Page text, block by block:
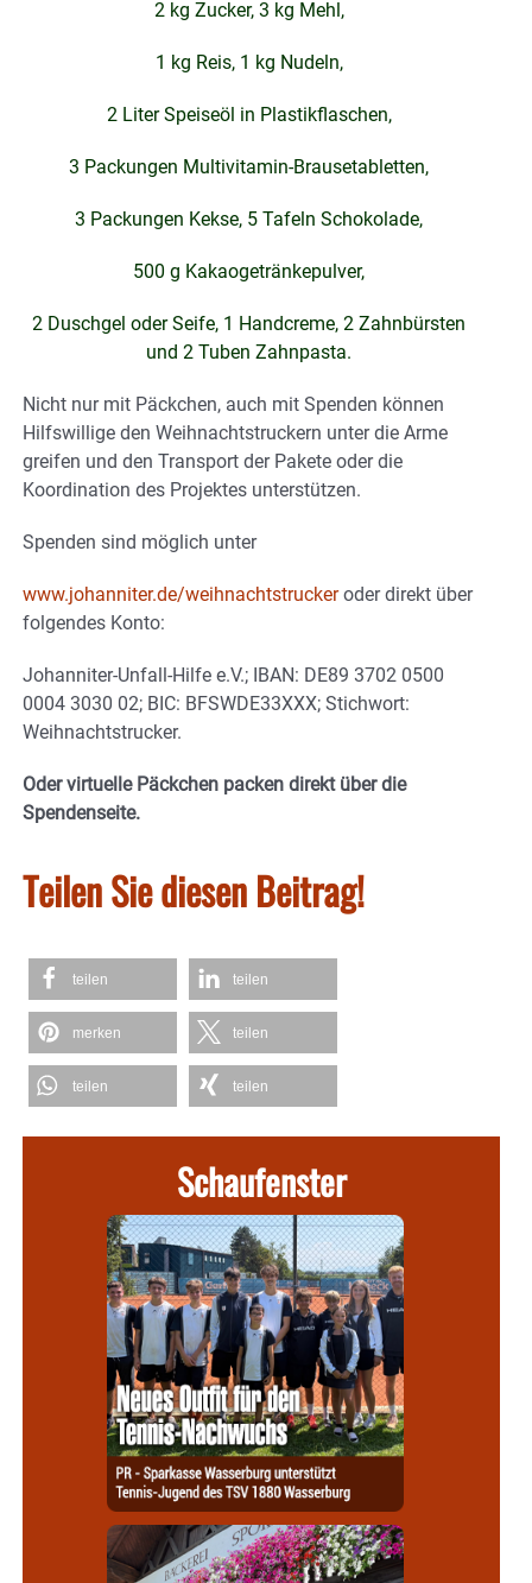
2 kg Zucker, 3 kg Mehl,
1 kg Reis, 1 kg Nudeln,
2 Liter Speiseöl in Plastikflaschen,
3 Packungen Multivitamin-Brausetabletten,
3 Packungen Kekse, 5 Tafeln Schokolade,
500 g Kakaogetränkepulver,
2 Duschgel oder Seife, 1 Handcreme, 2 Zahnbürsten
und 2 Tuben Zahnpasta.
Nicht nur mit Päckchen, auch mit Spenden können
Hilfswillige den Weihnachtstruckern unter die Arme
greifen und den Transport der Pakete oder die
Koordination des Projektes unterstützen.
Spenden sind möglich unter
www.johanniter.de/weihnachtstruckeroder direkt über
folgendes Konto:
Johanniter-Unfall-Hilfe e.V.; IBAN: DE89 3702 0500
0004 3030 02; BIC: BFSWDE33XXX; Stichwort:
Weihnachtstrucker.
Oder virtuelle Päckchen packen direkt über die
Spendenseite.
Teilen Sie diesen Beitrag!
teilen teilen
merken teilen
teilen teilen
Schaufenster